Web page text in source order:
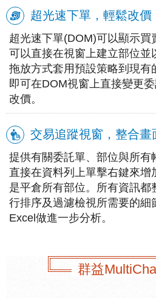
超光速下單，輕鬆改價
超光速下單(DOM)可以顯示買
可以直接在視窗上建立部位並
拖放方式套用預設策略到現有
即可在DOM視窗上直接變更
改價。
交易追蹤視窗，整合畫
提供有關委託單、部位與所有
直接在資料列上單擊右鍵來增
是平倉所有部位。所有資訊都
行排序及過濾檢視所需要的細
Excel做進一步分析。
群益